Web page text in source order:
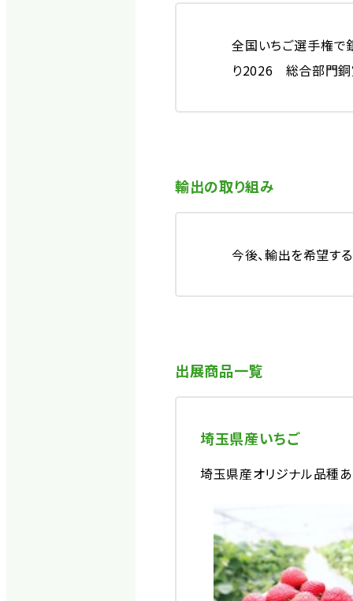
全国いちご選手権で
り2026 総合部門
輸出の取り組み
今後、輸出を希望する
出展商品一覧
埼玉県産いちご
埼玉県産オリジナル品種あ